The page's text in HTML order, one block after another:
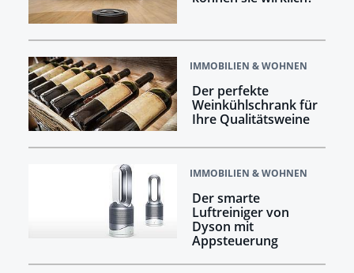
IMMOBILIEN & WOHNEN
Der perfekte
Weinkühlschrank für
Ihre Qualitätsweine
IMMOBILIEN & WOHNEN
Der smarte
Luftreiniger von
Dyson mit
Appsteuerung